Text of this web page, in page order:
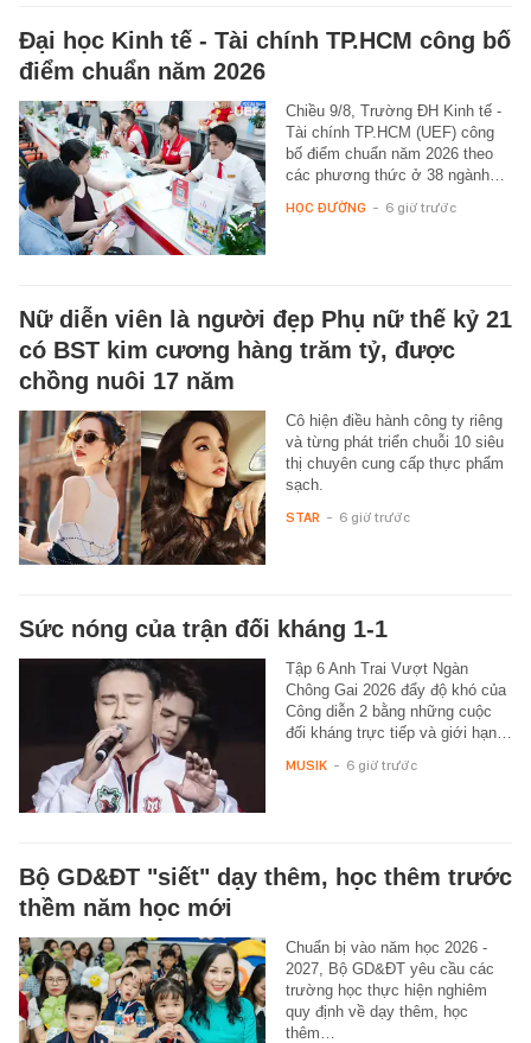
Đại học Kinh tế - Tài chính TP.HCM công bố
điểm chuẩn năm 2026
Chiều 9/8, Trường ĐH Kinh tế -
Tài chính TP.HCM (UEF) công
bố điểm chuẩn năm 2026 theo
các phương thức ở 38 ngành…
HỌC ĐƯỜNG - 6 giờ trước
Nữ diễn viên là người đẹp Phụ nữ thế kỷ 21
có BST kim cương hàng trăm tỷ, được
chồng nuôi 17 năm
Cô hiện điều hành công ty riêng
và từng phát triển chuỗi 10 siêu
thị chuyên cung cấp thực phẩm
sạch.
STAR - 6 giờ trước
Sức nóng của trận đối kháng 1-1
Tập 6 Anh Trai Vượt Ngàn
Chông Gai 2026 đẩy độ khó của
Công diễn 2 bằng những cuộc
đối kháng trực tiếp và giới hạn…
MUSIK - 6 giờ trước
Bộ GD&ĐT "siết" dạy thêm, học thêm trước
thềm năm học mới
Chuẩn bị vào năm học 2026 -
2027, Bộ GD&ĐT yêu cầu các
trường học thực hiện nghiêm
quy định về dạy thêm, học
thêm…